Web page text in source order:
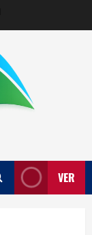
VER